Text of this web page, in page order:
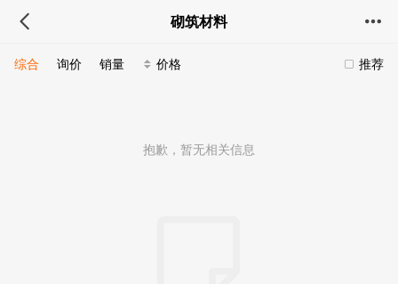
砌筑材料
推荐
综合 询价 销量 价格
抱歉，暂无相关信息